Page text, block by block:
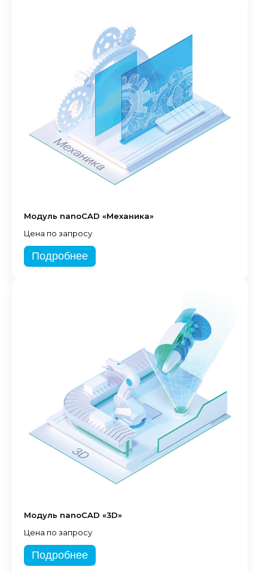
Модуль nanoCAD «Механика»
Цена по запросу
Подробнее
Модуль nanoCAD «3D»
Цена по запросу
Подробнее